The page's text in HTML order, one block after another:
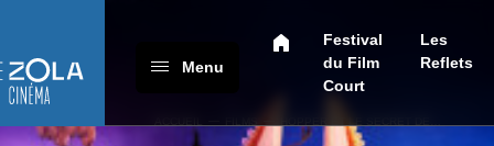
Menu
Festival
du Film
Court
Les
Reflets